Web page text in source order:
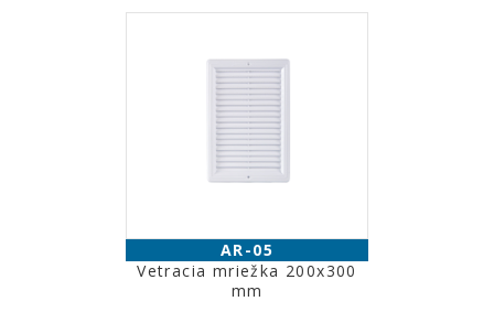
AR-05
Vetracia mriežka 200x300
mm